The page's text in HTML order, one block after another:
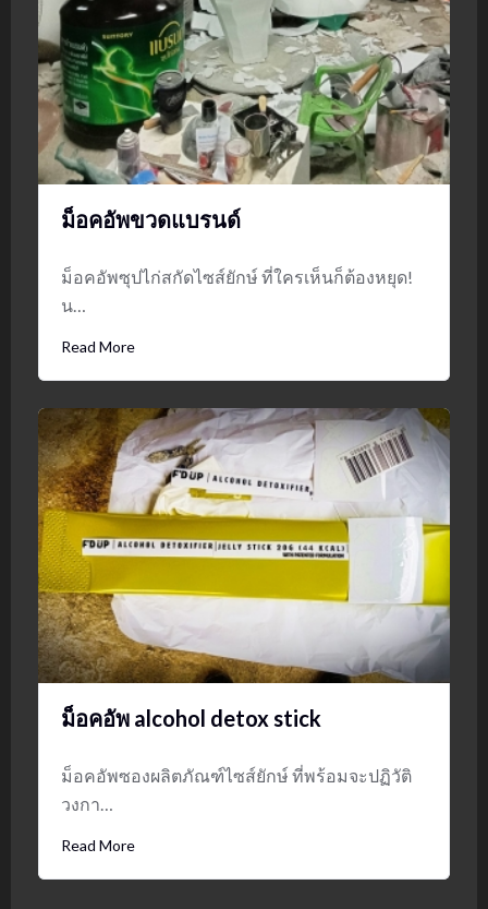
ม็อคอัพขวดแบรนด์
ม็อคอัพซุปไก่สกัดไซส์ยักษ์ ที่ใครเห็นก็ต้องหยุด!
น…
Read More
ม็อคอัพ alcohol detox stick
ม็อคอัพซองผลิตภัณฑ์ไซส์ยักษ์ ที่พร้อมจะปฏิวัติ
วงกา…
Read More